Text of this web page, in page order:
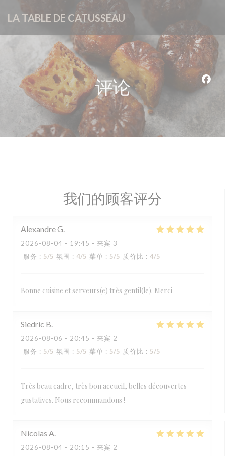
LA TABLE DE CATUSSEAU
评论
我们的顾客评分
AlexandreG
2026-08-04 - 19:45 - 来宾 3
服务 : 5/5 氛围 : 4/5 菜单 : 5/5 质价比 : 4/5
Bonne cuisine et serveurs(e) très gentil(le). Merci
Siedric B
2026-08-06 - 20:45 - 来宾 2
服务 : 5/5 氛围 : 5/5 菜单 : 5/5 质价比 : 5/5
Très beau cadre, très bon accueil, belles découvertes
gustatives. Nous recommandons !
Nicolas A
2026-08-04 - 20:15 - 来宾 2